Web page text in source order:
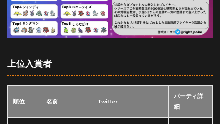
上位入賞者
順位 名前 Twitter
パーティ詳
細